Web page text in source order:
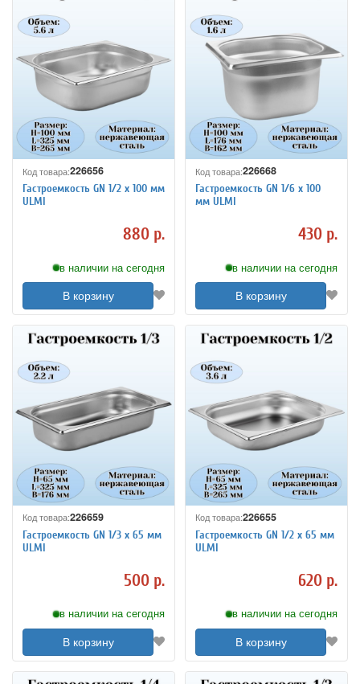
Код товара:226656
Гастроемкость GN 1/2 х 100 мм
ULMI
880 р.
в наличии на сегодня
В корзину
Код товара:226668
Гастроемкость GN 1/6 х 100
мм ULMI
430 р.
в наличии на сегодня
В корзину
Код товара:226659
Гастроемкость GN 1/3 х 65 мм
ULMI
500 р.
в наличии на сегодня
В корзину
Код товара:226655
Гастроемкость GN 1/2 х 65 мм
ULMI
620 р.
в наличии на сегодня
В корзину